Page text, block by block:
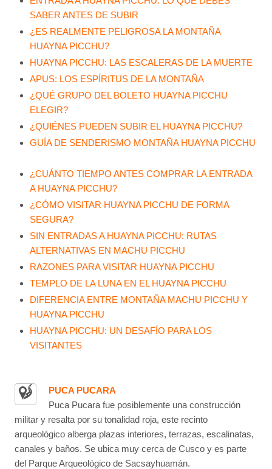
SABER ANTES DE SUBIR
¿ES REALMENTE PELIGROSA LA MONTAÑA
HUAYNA PICCHU?
HUAYNA PICCHU: LAS ESCALERAS DE LA MUERTE
APUS: LOS ESPÍRITUS DE LA MONTAÑA
¿QUÉ GRUPO DEL BOLETO HUAYNA PICCHU
ELEGIR?
¿QUIÉNES PUEDEN SUBIR EL HUAYNA PICCHU?
GUÍA DE SENDERISMO MONTAÑA HUAYNA PICCHU
¿CUÁNTO TIEMPO ANTES COMPRAR LA ENTRADA
A HUAYNA PICCHU?
¿CÓMO VISITAR HUAYNA PICCHU DE FORMA
SEGURA?
SIN ENTRADAS A HUAYNA PICCHU: RUTAS
ALTERNATIVAS EN MACHU PICCHU
RAZONES PARA VISITAR HUAYNA PICCHU
TEMPLO DE LA LUNA EN EL HUAYNA PICCHU
DIFERENCIA ENTRE MONTAÑA MACHU PICCHU Y
HUAYNA PICCHU
HUAYNA PICCHU: UN DESAFÍO PARA LOS
VISITANTES
PUCA PUCARA
Puca Pucara fue posiblemente una construcción
militar y resalta por su tonalidad roja, este recinto
arqueológico alberga plazas interiores, terrazas, escalinatas,
canales y baños. Se ubica muy cerca de Cusco y es parte
del Parque Arqueológico de Sacsayhuamán.